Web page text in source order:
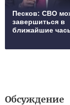
Песков: СВО
завершиться в
ближайшие
Обсуждение